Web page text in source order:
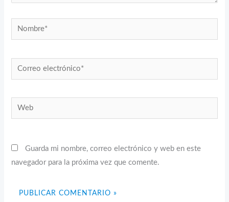
Nombre*
Correo
electrónico*
Web
Guarda mi nombre, correo electrónico y web en este
navegador para la próxima vez que comente.